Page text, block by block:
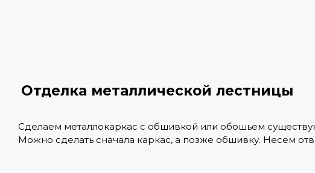
Отделка металлической лестницы
Сделаем металлокаркас с обшивкой или обошьем
Можно сделать сначала каркас, а позже обшивку. Несем